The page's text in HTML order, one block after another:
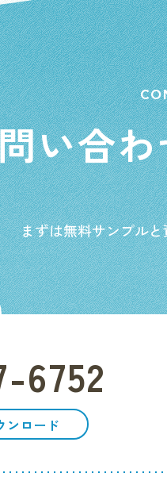
い合
まずは無料サンプル
6752
ンロード